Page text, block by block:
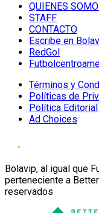
QUIENES
STAFF
CONTACTO
Escribe en
RedGol
Términos y
Políticas de
Política Editorial
Ad Choices
Bolavip, al igual que
perteneciente a
reservados